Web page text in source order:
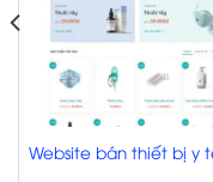
Website bán thiết bị y